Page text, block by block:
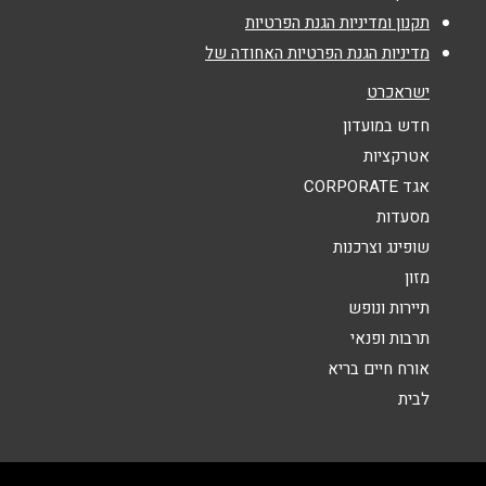
אימייל
אנא חזרו אלי בקשר ל...
הודעה
תקנון ומדיניות הגנת הפרטיות
מדיניות הגנת הפרטיות האחודה של
ישראכרט
חדש במועדון
אטרקציות
אגד CORPORATE
מסעדות
שופינג וצרכנות
מזון
תיירות ונופש
תרבות ופנאי
אורח חיים בריא
לבית